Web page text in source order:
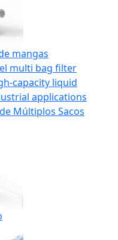
mangas
Múltiplos Sacos